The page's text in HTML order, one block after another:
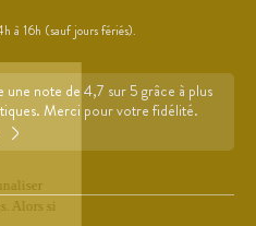
à 16h (sauf jours fériés).
note de 4,7 sur 5 grâce à plus
Merci pour votre fidélité.